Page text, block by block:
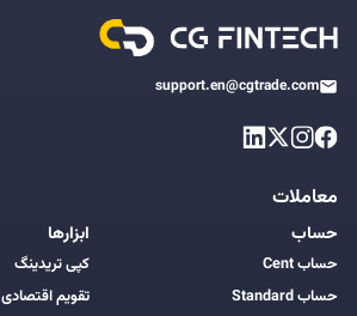
support.en@cgtrade.com
معاملات
حساب
حساب Cent
حساب Standard
ابزارها
کپی تریدینگ
تقویم اقتصادی